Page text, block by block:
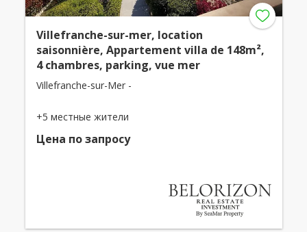
Villefranche-sur-mer, location
saisonnière, Appartement villa de 148m²,
4 chambres, parking, vue mer
Villefranche-sur-Mer -
+5 местные жители
Цена по запросу